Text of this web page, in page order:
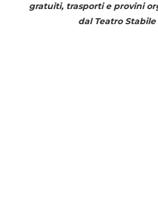
gratuiti, trasporti e provini
dal Teatro